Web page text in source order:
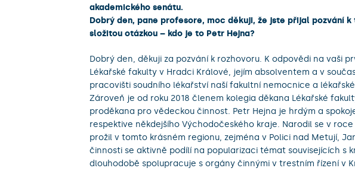
akademického senátu.
Dobrý den, pane profesore, moc děkuji, že jste přijal pozvání
složitou otázkou – kdo je to Petr Hejna?
Dobrý den, děkuji za pozvání k rozhovoru. K odpovědi na vaši
Lékařské fakulty v Hradci Králové, jejím absolventem a v
pracovišti soudního lékařství naší fakultní nemocnice a
Zároveň je od roku 2018 členem kolegia děkana Lékařské
proděkana pro vědeckou činnost. Petr Hejna je hrdým a
respektive někdejšího Východočeského kraje. Narodil se v
prožil v tomto krásném regionu, zejména v Polici nad Metují,
činnosti se aktivně podílí na popularizaci témat souvisejících s
dlouhodobě spolupracuje s orgány činnými v trestním řízení v